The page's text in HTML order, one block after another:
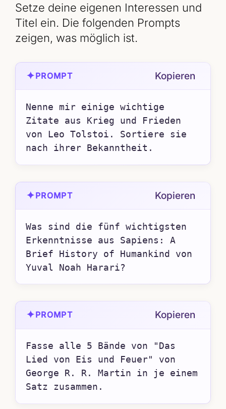
Setze deine eigenen Interessen und
Titel ein. Die folgenden Prompts
zeigen, was möglich ist.
✦PROMPT Kopieren
Nenne mir einige wichtige
Zitate aus Krieg und Frieden
von Leo Tolstoi. Sortiere sie
nach ihrer Bekanntheit.
✦PROMPT Kopieren
Was sind die fünf wichtigsten
Erkenntnisse aus Sapiens: A
Brief History of Humankind von
Yuval Noah Harari?
✦ PROMPT Kopieren
Fasse alle 5 Bände von "Das
Lied von Eis und Feuer" von
George R. R. Martin in je einem
Satz zusammen.